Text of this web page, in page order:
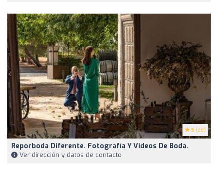
5 (28)
Reporboda Diferente. Fotografía Y Vídeos De Boda.
Ver dirección y datos de contacto